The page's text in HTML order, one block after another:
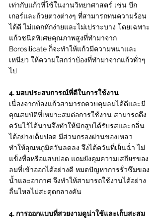
เท่ากับแก้วที่ใช้ในงานวิทยาศาสตร์ เช่น บีก
เกอร์และถ้วยตวงต่างๆ ที่สามารถทนความร้อน
ได้ดี ไม่แตกหักง่ายและไม่เปราะบาง โดยเฉพาะ
แก้วชนิดพิเศษคุณภาพสูงที่ทำมาจาก
Borosilicate ก็จะทำให้แก้วมีความหนาและ
เหนียว ให้ความใสกว่าบ้องที่ทำมาจากแก้วทั่วๆ
ไป
4. มอบประสบการณ์ที่ดีในการใช้งาน
เนื่องจากบ้องแก้วสามารถควบคุมลมได้ดีและมี
คุณสมบัติที่เหมาะสมต่อการใช้งาน สามารถดึง
ควันไว้ได้นานจึงทำให้นักสูบได้รับรสและกลิ่น
ได้อย่างเต็มปอด มีส่วนกรองผ่านของเหลว
ทำให้อุณหภูมิควันลดลง จึงได้ควันที่เย็นฉ่ำ ไม่
แข็งทื่อหรือแสบปอด แถมยังคุมความเสถียรของ
ลมที่เข้าออกได้อย่างดี หมดปัญหาการรั่วซึมของ
น้ำและอากาศ จึงทำให้สามารถใช้งานได้อย่าง
ลื่นไหลไม่สะดุดกลางคัน
4. การออกแบบที่สวยงามดูน่าใช้และเก็บสะสม